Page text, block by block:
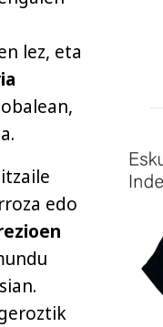
lez, eta
edo